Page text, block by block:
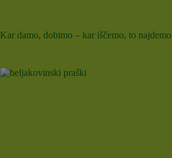
Kar damo, dobimo – kar iščemo, to najdemo